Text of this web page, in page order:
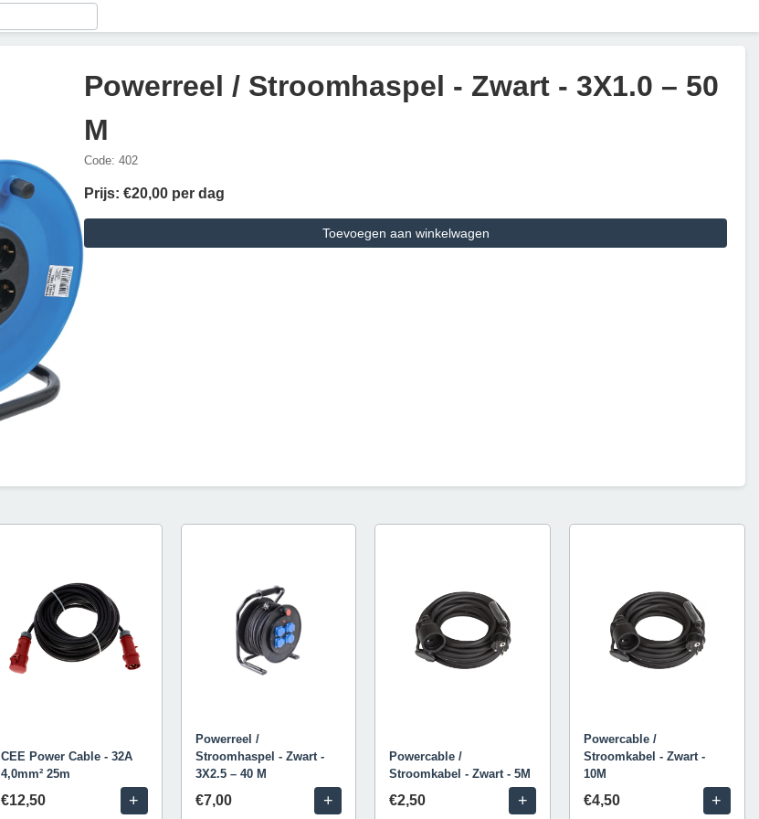
Powerreel / Stroomhaspel - Zwart - 3X1.0 – 50
M
Code: 402
Prijs: €20,00 per dag
Toevoegen aan winkelwagen
CEE Power Cable - 32A
4,0mm² 25m
€12,50 +
Powerreel /
Stroomhaspel - Zwart -
3X2.5 – 40 M
€7,00 +
Powercable /
Stroomkabel - Zwart - 5M
€2,50 +
Powercable /
Stroomkabel - Zwart -
10M
€4,50 +